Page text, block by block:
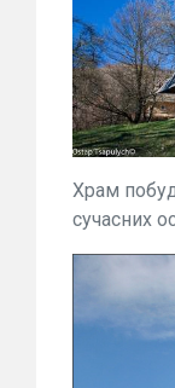
Храм
сучасних